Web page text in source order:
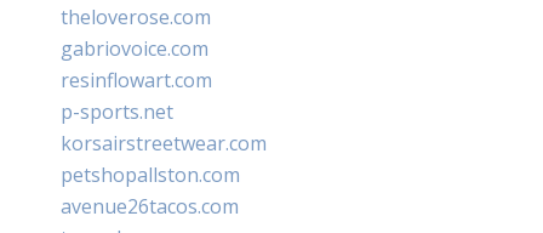
theloverose.com
gabriovoice.com
resinflowart.com
p-sports.net
korsairstreetwear.com
petshopallston.com
avenue26tacos.com